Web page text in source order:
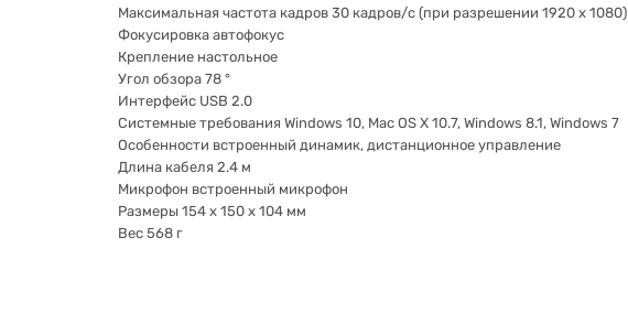
Максимальная частота кадров 30 кадров/с (при разрешении 1920 x 1080)
Фокусировка автофокус
Крепление настольное
Угол обзора 78 °
Интерфейс USB 2.0
Системные требования Windows 10, Mac OS X 10.7, Windows 8.1, Windows 7
Особенности встроенный динамик, дистанционное управление
Длина кабеля 2.4 м
Микрофон встроенный микрофон
Размеры 154 х 150 х 104 мм
Вес 568 г